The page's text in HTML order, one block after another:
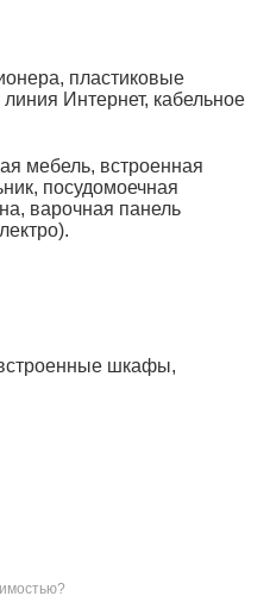
пластиковые
Интернет, кабельное
мебель, встроенная
посудомоечная
варочная панель
шкафы,